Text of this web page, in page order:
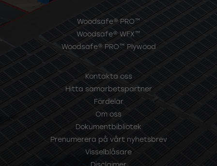
Woodsafe® PRO™
Woodsafe® WFX™
Woodsafe® PRO™ Plywood
Kontakta oss
Hitta samarbetspartner
Fördelar
Om oss
Dokumentbibliotek
Prenumerera på vårt nyhetsbrev
Visselblåsare